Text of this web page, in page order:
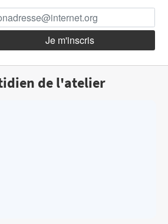
de l'atelier